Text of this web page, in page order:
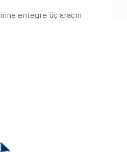
entegre üç aracın